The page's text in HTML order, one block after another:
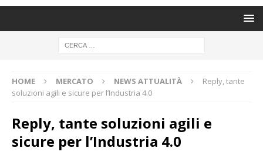
HOME MERCATO NEWS ATTUALITÀ
Reply, tante
soluzioni agili e sicure per l’Industria 4.0
Reply, tante soluzioni agili e
sicure per l’Industria 4.0